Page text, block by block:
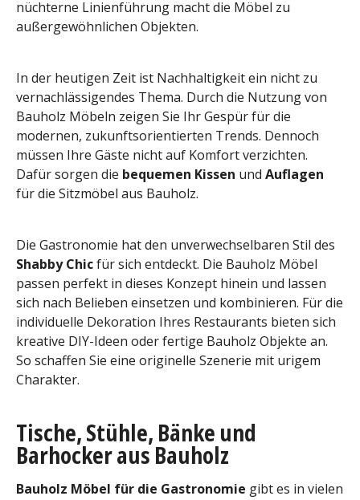
nüchterne Linienführung macht die Möbel zu
außergewöhnlichen Objekten.
In der heutigen Zeit ist Nachhaltigkeit ein nicht zu
vernachlässigendes Thema. Durch die Nutzung von
Bauholz Möbeln zeigen Sie Ihr Gespür für die
modernen, zukunftsorientierten Trends. Dennoch
müssen Ihre Gäste nicht auf Komfort verzichten.
Dafür sorgen die bequemen Kissen und Auflagen
für die Sitzmöbel aus Bauholz.
Die Gastronomie hat den unverwechselbaren Stil des
Shabby Chicfür sich entdeckt. Die Bauholz Möbel
passen perfekt in dieses Konzept hinein und lassen
sich nach Belieben einsetzen und kombinieren. Für die
individuelle Dekoration Ihres Restaurants bieten sich
kreative DIY-Ideen oder fertige Bauholz Objekte an.
So schaffen Sie eine originelle Szenerie mit urigem
Charakter.
Tische, Stühle, Bänke und
Barhocker aus Bauholz
Bauholz Möbel für die Gastronomie gibt es in vielen